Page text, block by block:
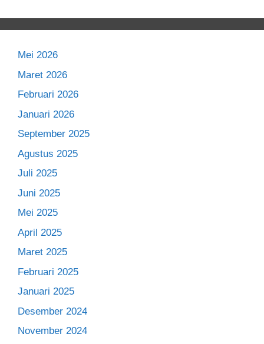
Mei 2026
Maret 2026
Februari 2026
Januari 2026
September 2025
Agustus 2025
Juli 2025
Juni 2025
Mei 2025
April 2025
Maret 2025
Februari 2025
Januari 2025
Desember 2024
November 2024